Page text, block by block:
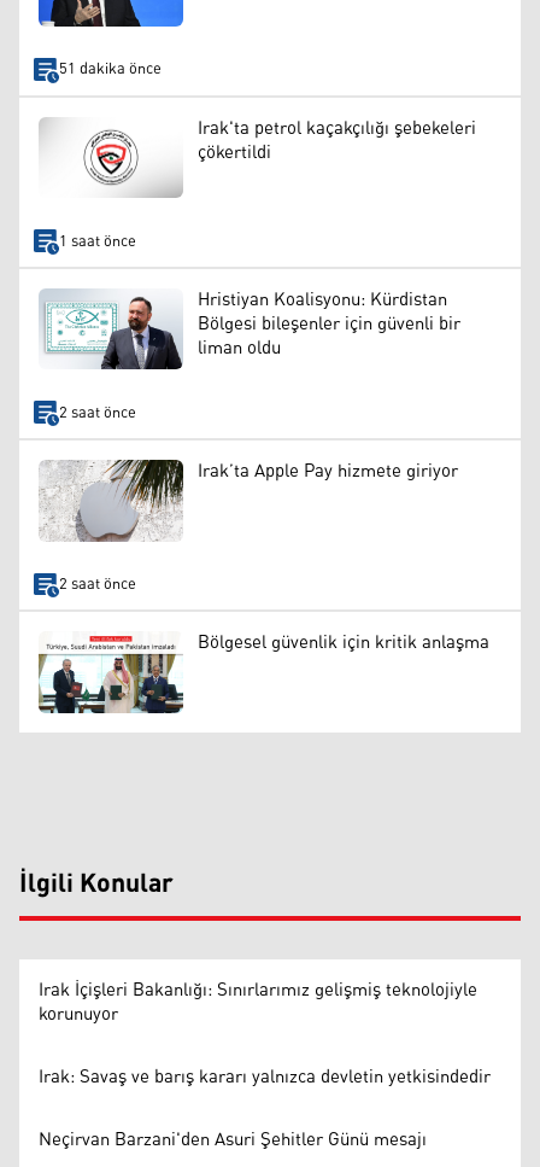
51 dakika önce
Irak'ta petrol kaçakçılığı şebekeleri
çökertildi
1 saat önce
Hristiyan Koalisyonu: Kürdistan
Bölgesi bileşenler için güvenli bir
liman oldu
2 saat önce
Irak’ta Apple Pay hizmete giriyor
2 saat önce
Bölgesel güvenlik için kritik anlaşma
İlgili Konular
Irak İçişleri Bakanlığı: Sınırlarımız gelişmiş teknolojiyle
korunuyor
Irak: Savaş ve barış kararı yalnızca devletin yetkisindedir
Neçirvan Barzani'den Asuri Şehitler Günü mesajı